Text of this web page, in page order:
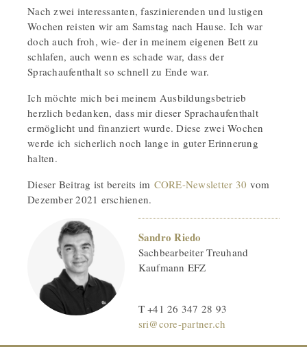
Nach zwei interessanten, faszinierenden und lustigen
Wochen reisten wir am Samstag nach Hause. Ich war
doch auch froh, wie- der in meinem eigenen Bett zu
schlafen, auch wenn es schade war, dass der
Sprachaufenthalt so schnell zu Ende war.
Ich möchte mich bei meinem Ausbildungsbetrieb
herzlich bedanken, dass mir dieser Sprachaufenthalt
ermöglicht und finanziert wurde. Diese zwei Wochen
werde ich sicherlich noch lange in guter Erinnerung
halten.
Dieser Beitrag ist bereits im CORE-Newsletter 30 vom
Dezember 2021 erschienen.
Sandro Riedo
Sachbearbeiter Treuhand
Kaufmann EFZ
T +41 26 347 28 93
sri@core-partner.ch